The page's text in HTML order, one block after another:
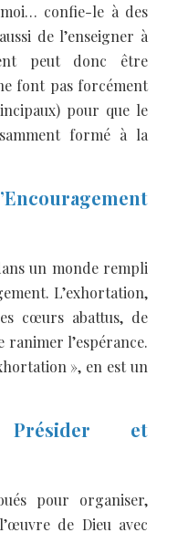
confie-le à des
de l’enseigner à
peut donc être
font pas forcément
pour que le
formé à la
un monde rempli
L’exhortation,
cœurs abattus, de
ranimer l’espérance.
», en est un
Présider et
pour organiser,
de Dieu avec